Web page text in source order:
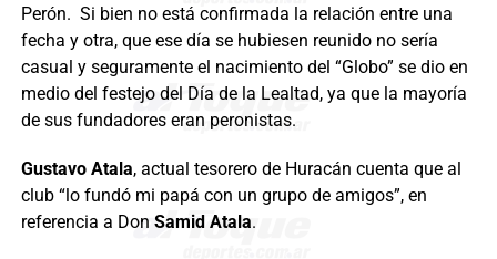
Perón. Si bien no está confirmada la relación entre una
fecha y otra, que ese día se hubiesen reunido no sería
casual y seguramente el nacimiento del “Globo” se dio en
medio del festejo del Día de la Lealtad, ya que la mayoría
de sus fundadores eran peronistas.
Gustavo Atala, actual tesorero de Huracán cuenta que al
club “lo fundó mi papá con un grupo de amigos”, en
referencia a Don Samid Atala.